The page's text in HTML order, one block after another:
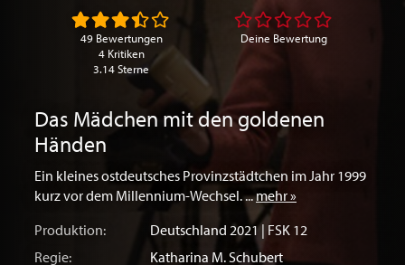
Das Mädchen mit den goldenen
Händen
Ein kleines ostdeutsches Provinzstädtchen im Jahr 1999
kurz vor dem Millennium-Wechsel. ...mehr »
Produktion:
Deutschland 2021 | FSK 12
Regie:
Katharina M. Schubert
49 Bewertungen
4 Kritiken
3.14 Sterne
Deine Bewertung